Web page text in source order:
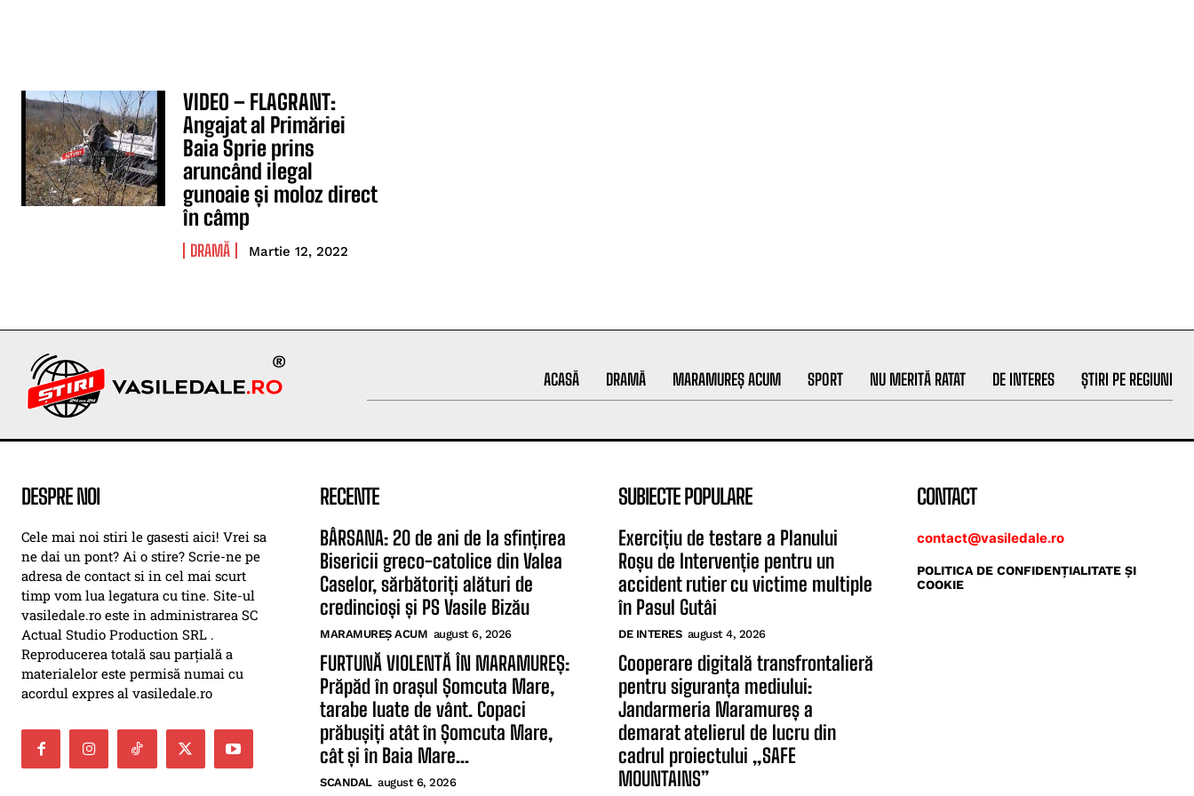
VIDEO – FLAGRANT:
Angajat al Primăriei
Baia Sprie prins
aruncând ilegal
gunoaie și moloz direct
în câmp
DRAMĂ Martie 12, 2022
ACASĂ DRAMĂ MARAMUREȘ ACUM SPORT NU MERITĂ RATAT DE INTERES ȘTIRI PE REGIUNI
DESPRE NOI
Cele mai noi stiri le gasesti aici! Vrei sa
ne dai un pont? Ai o stire? Scrie-ne pe
adresa de contact si in cel mai scurt
timp vom lua legatura cu tine. Site-ul
vasiledale.ro este in administrarea SC
Actual Studio Production SRL .
Reproducerea totală sau parțială a
materialelor este permisă numai cu
acordul expres al vasiledale.ro
RECENTE
BÂRSANA: 20 de ani de la sfințirea
Bisericii greco-catolice din Valea
Caselor, sărbătoriți alături de
credincioși și PS Vasile Bizău
MARAMUREȘ ACUM august 6, 2026
FURTUNĂ VIOLENTĂ ÎN MARAMUREȘ:
Prăpăd în orașul Șomcuta Mare,
tarabe luate de vânt. Copaci
prăbușiți atât în Șomcuta Mare,
cât și în Baia Mare...
SCANDAL august 6, 2026
SUBIECTE POPULARE
Exercițiu de testare a Planului
Roșu de Intervenție pentru un
accident rutier cu victime multiple
în Pasul Gutâi
DE INTERES august 4, 2026
Cooperare digitală transfrontalieră
pentru siguranța mediului:
Jandarmeria Maramureș a
demarat atelierul de lucru din
cadrul proiectului „SAFE
MOUNTAINS”
CONTACT
contact@vasiledale.ro
POLITICA DE CONFIDENŢIALITATE ŞI
COOKIE